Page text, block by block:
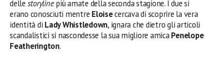
delle storylinepiù amate della seconda stagione. I due si
erano conosciuti mentre Eloisecercava di scoprire la vera
identità di Lady Whistledown, ignara che dietro gli articoli
scandalistici si nascondesse la sua migliore amicaPenelope
Featherington.